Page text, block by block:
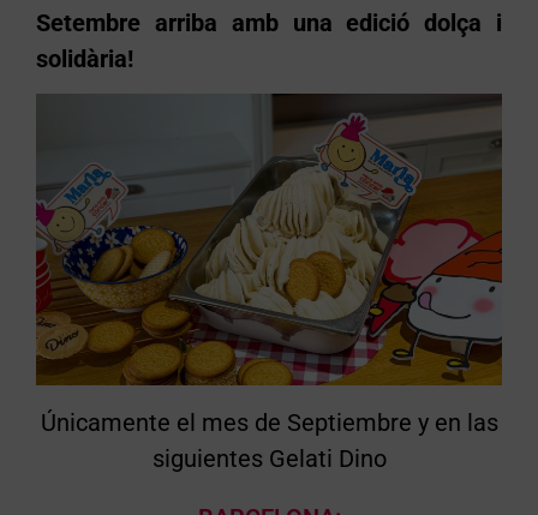
Setembre arriba amb una edició dolça i
solidària!
Únicamente el mes de Septiembre y en las
siguientes Gelati Dino